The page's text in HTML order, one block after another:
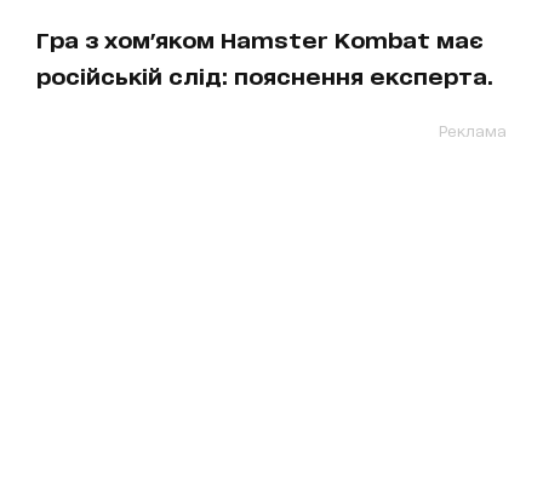
Гра з хом'яком Hamster Kombat має
російській слід: пояснення експерта.
Реклама